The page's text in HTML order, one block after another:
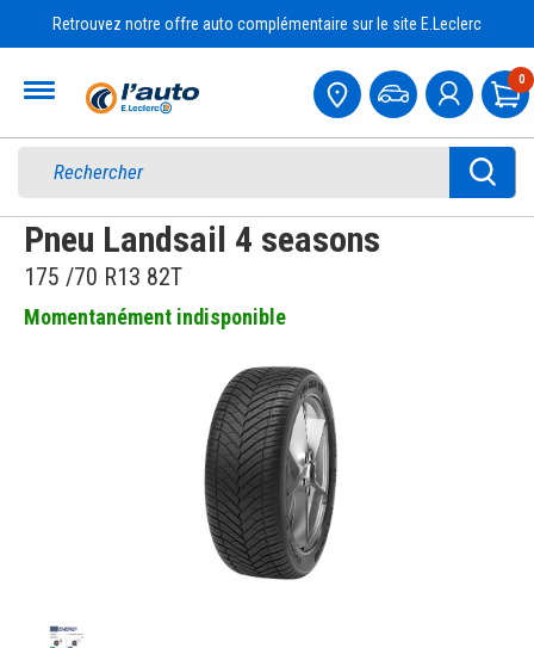
Retrouvez notre offre auto complémentaire sur le site E.Leclerc
0
Pneu Landsail 4 seasons
175 /70 R13 82T
Momentanément indisponible